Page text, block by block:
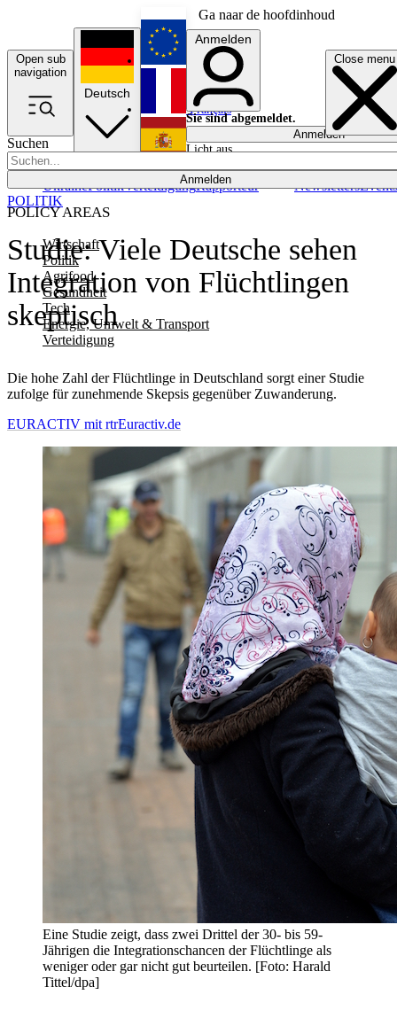
Ga naar de hoofdinhoud
Open sub
navigation
Close menu
Suchen
Anmelden
POLICY AREAS
Wirtschaft
Politik
Agrifood
Gesundheit
Tech
Energie, Umwelt & Transport
Verteidigung
UkrainePolitikVerteidigungRapporteur NewslettersEvents
Deutsch
English
Français
Anmelden
Sie sind abgemeldet.
Anmelden
Licht aus
Studie: Viele Deutsche sehen
Integration von Flüchtlingen
skeptisch
Die hohe Zahl der Flüchtlinge in Deutschland sorgt einer Studie
zufolge für zunehmende Skepsis gegenüber Zuwanderung.
POLITIK
EURACTIV mit rtrEuractiv.de
Eine Studie zeigt, dass zwei Drittel der 30- bis 59-
Jährigen die Integrationschancen der Flüchtlinge als
weniger oder gar nicht gut beurteilen. [Foto: Harald
Tittel/dpa]